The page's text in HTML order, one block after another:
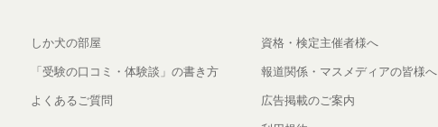
しか犬の部屋
「受験の口コミ・体験談」の書き方
よくあるご質問
資格・検定主催者様へ
報道関係・マスメディアの皆様へ
広告掲載のご案内